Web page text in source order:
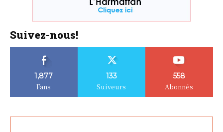
Suivez-nous!
1,877
Fans
133
Suiveurs
558
Abonnés